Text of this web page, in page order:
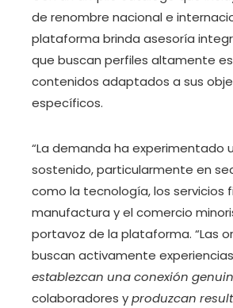
de renombre nacional e
plataforma brinda asesoría
que buscan perfiles altamente
contenidos adaptados a sus
específicos.
“La demanda ha experimentado
sostenido, particularmente en
como la tecnología, los servicios
manufactura y el comercio
portavoz de la plataforma. “Las
buscan activamente
establezcan una conexión
colaboradores yproduzcan